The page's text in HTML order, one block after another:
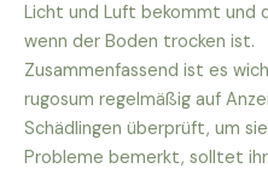
Licht und Luft bekommt und
wenn der Boden trocken ist.
Zusammenfassend ist es
rugosum regelmäßig auf
Schädlingen überprüft, um
Probleme bemerkt, solltet